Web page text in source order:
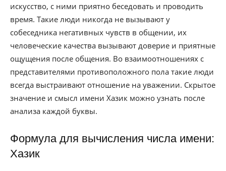
искусство, с ними приятно беседовать и проводить
время. Такие люди никогда не вызывают у
собеседника негативных чувств в общении, их
человеческие качества вызывают доверие и приятные
ощущения после общения. Во взаимоотношениях с
представителями противоположного пола такие люди
всегда выстраивают отношение на уважении. Скрытое
значение и смысл имени Хазик можно узнать после
анализа каждой буквы.
Формула для вычисления числа имени:
Хазик